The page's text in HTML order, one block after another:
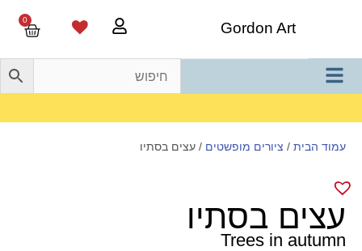
Gordon Art
0
עמוד הבית / ציורים מופשטים / עצים בסתיו
עצים בסתיו
Trees in autumn